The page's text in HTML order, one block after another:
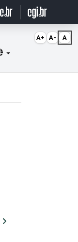
Selecionar idioma
A+ A- A